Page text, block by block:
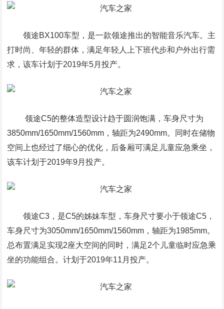
领途BX100车型，是一款领途推出的智能音乐汽车。主
打时尚、年轻的群体，满足年轻人上下班代步和户外出行需
求，该车计划于2019年5月投产。
领途C5的整体造型设计趋于圆润饱满，车身尺寸为
3850mm/1650mm/1560mm，轴距为2490mm。同时在储物
空间上也经过了细心的优化，后备厢可满足儿童应急乘坐，
该车计划于2019年9月投产。
领途C3，是C5的姊妹车型，车身尺寸要小于领途C5，
车身尺寸为3050mm/1650mm/1560mm，轴距为1985mm。
总布置满足实现2座大空间的同时，满足2个儿童临时应急乘
坐的功能组合。计划于2019年11月投产。